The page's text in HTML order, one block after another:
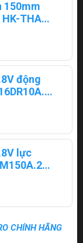
150mm
THAN
động
lực
CHÍNH HÃNG